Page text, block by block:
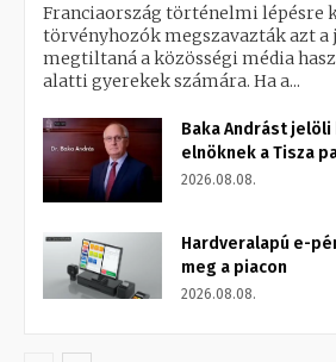
Franciaország történelmi lépésre
törvényhozók megszavazták azt a
megtiltaná a közösségi média
alatti gyerekek számára. Ha a...
Baka Andrást
elnöknek a Tisza
2026.08.08.
Hardveralapú e-
meg a piacon
2026.08.08.